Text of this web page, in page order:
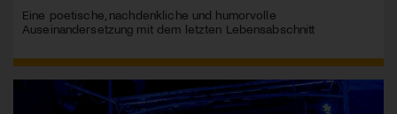
Eine poetische, nachdenkliche und humorvolle
Auseinandersetzung mit dem letzten Lebensabschnitt